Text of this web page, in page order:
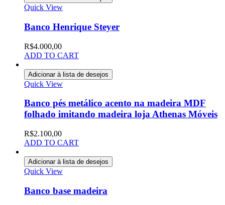
Quick View
Banco Henrique Steyer
R$4.000,00
ADD TO CART
Adicionar à lista de desejos
Quick View
Banco pés metálico acento na madeira MDF
folhado imitando madeira loja Athenas Móveis
R$2.100,00
ADD TO CART
Adicionar à lista de desejos
Quick View
Banco base madeira